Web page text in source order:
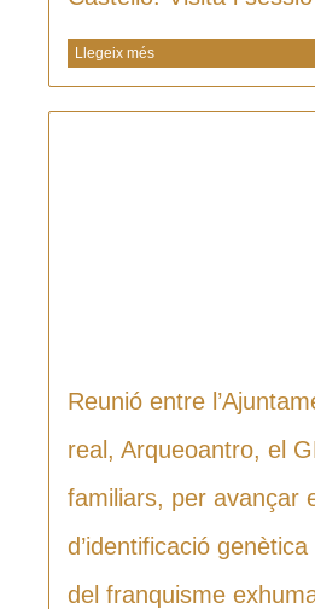
Llegeix més
Reunió entre
real, Arqueoantro, el
familiars, per avançar
d’identificació
del franquisme